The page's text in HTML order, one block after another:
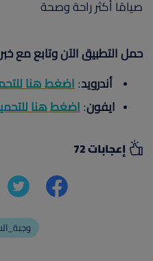
صيامًا أكثر راحة وصحة
حمل التطبيق الآن وتابع مع
أندرويد: اضغط هنا
ايفون: اضغط هنا
إعجابات 72